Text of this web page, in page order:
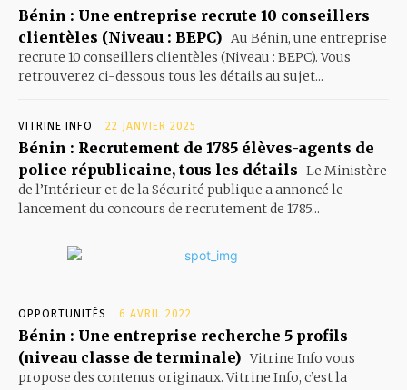
Bénin : Une entreprise recrute 10 conseillers
clientèles (Niveau : BEPC) Au Bénin, une entreprise
recrute 10 conseillers clientèles (Niveau : BEPC). Vous
retrouverez ci-dessous tous les détails au sujet...
VITRINE INFO 22 JANVIER 2025
Bénin : Recrutement de 1785 élèves-agents de
police républicaine, tous les détails Le Ministère
de l’Intérieur et de la Sécurité publique a annoncé le
lancement du concours de recrutement de 1785...
OPPORTUNITÉS 6 AVRIL 2022
Bénin : Une entreprise recherche 5 profils
(niveau classe de terminale) Vitrine Info vous
propose des contenus originaux. Vitrine Info, c’est la